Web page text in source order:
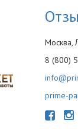
Москва,
8 (800)
prime-